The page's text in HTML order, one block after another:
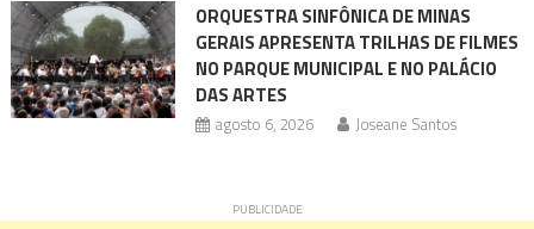
ORQUESTRA SINFÔNICA DE MINAS
GERAIS APRESENTA TRILHAS DE FILMES
NO PARQUE MUNICIPAL E NO PALÁCIO
DAS ARTES
agosto 6, 2026 Joseane Santos